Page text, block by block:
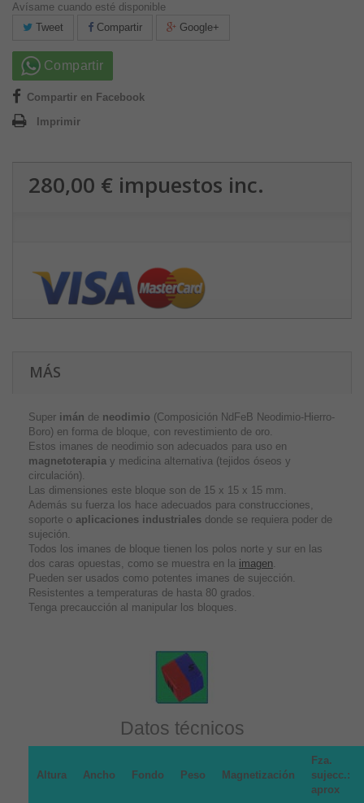
Avísame cuando esté disponible
Tweet
Compartir Google+
Compartir
Compartir en Facebook
Imprimir
280,00 € impuestos inc.
MÁS
Super imán de neodimio (Composición NdFeB Neodimio-Hierro-
Boro) en forma de bloque, con revestimiento de oro.
Estos imanes de neodimio son adecuados para uso en
magnetoterapia y medicina alternativa (tejidos óseos y
circulación).
Las dimensiones este bloque son de 15 x 15 x 15 mm.
Además su fuerza los hace adecuados para construcciones,
soporte o aplicaciones industriales donde se requiera poder de
sujeción.
Todos los imanes de bloque tienen los polos norte y sur en las
dos caras opuestas, como se muestra en la imagen.
Pueden ser usados como potentes imanes de sujección.
Resistentes a temperaturas de hasta 80 grados.
Tenga precaucción al manipular los bloques.
Datos técnicos
Altura Ancho Fondo Peso Magnetización
Fza.
sujecc.:
aprox